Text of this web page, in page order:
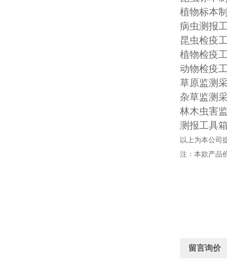
植物标本
病虫测报
昆虫检疫
植物检疫
动物检疫
草原监测
杂草监测
林木虫害
测报工具
以上为本公司
注：本款产品
留言询价